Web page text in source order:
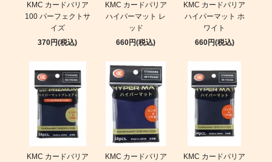
KMC カードバリア
100 パーフェクトサ
イズ
370円(税込)
KMC カードバリア
ハイパーマット レ
ッド
660円(税込)
KMC カードバリア
ハイパーマット ホ
ワイト
660円(税込)
KMC カードバリア
KMC カードバリア
KMC カードバリア